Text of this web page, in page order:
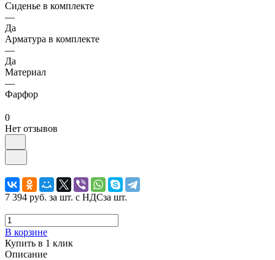
Сиденье в комплекте
—
Да
Арматура в комплекте
—
Да
Материал
—
Фарфор
0
Нет отзывов
7 394 руб. за шт. с НДСза шт.
В корзине
Купить в 1 клик
Описание